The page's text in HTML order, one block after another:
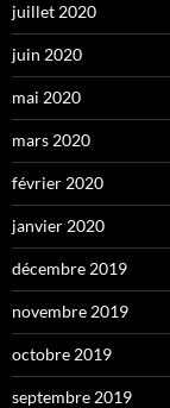
juillet 2020
juin 2020
mai 2020
mars 2020
février 2020
janvier 2020
décembre 2019
novembre 2019
octobre 2019
septembre 2019